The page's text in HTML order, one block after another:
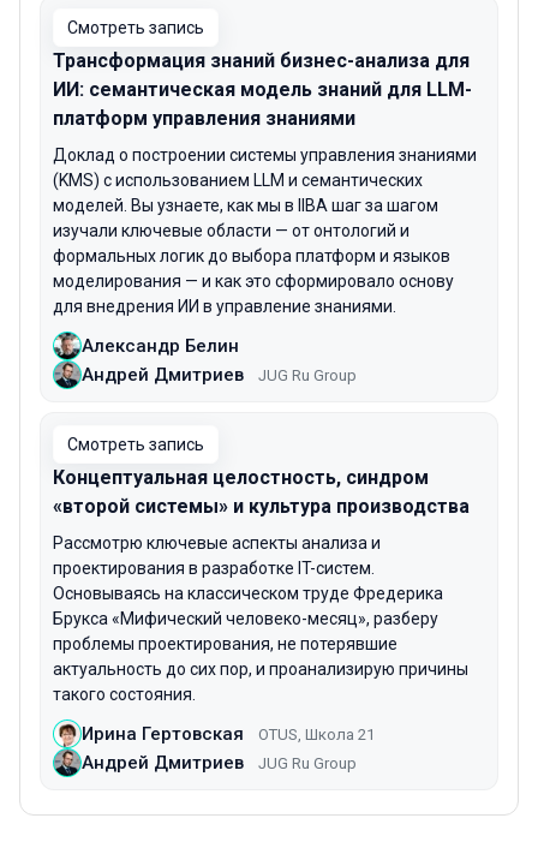
Смотреть запись
Трансформация знаний бизнес-анализа для
ИИ: семантическая модель знаний для LLM-
платформ управления знаниями
Доклад о построении системы управления знаниями
(KMS) с использованием LLM и семантических
моделей. Вы узнаете, как мы в IIBA шаг за шагом
изучали ключевые области — от онтологий и
формальных логик до выбора платформ и языков
моделирования — и как это сформировало основу
для внедрения ИИ в управление знаниями.
Александр Белин
Андрей Дмитриев
JUG Ru Group
Смотреть запись
Концептуальная целостность, синдром
«второй системы» и культура производства
Рассмотрю ключевые аспекты анализа и
проектирования в разработке IT-систем.
Основываясь на классическом труде Фредерика
Брукса «Мифический человеко-месяц», разберу
проблемы проектирования, не потерявшие
актуальность до сих пор, и проанализирую причины
такого состояния.
Ирина Гертовская OTUS, Школа 21
Андрей Дмитриев JUG Ru Group